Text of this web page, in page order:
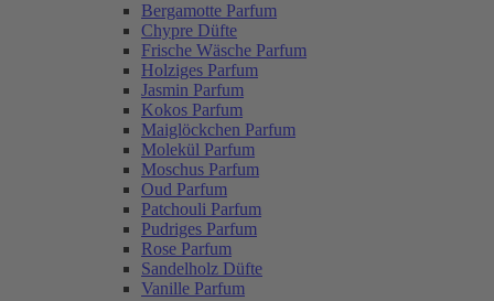
Bergamotte Parfum
Chypre Düfte
Frische Wäsche Parfum
Holziges Parfum
Jasmin Parfum
Kokos Parfum
Maiglöckchen Parfum
Molekül Parfum
Moschus Parfum
Oud Parfum
Patchouli Parfum
Pudriges Parfum
Rose Parfum
Sandelholz Düfte
Vanille Parfum